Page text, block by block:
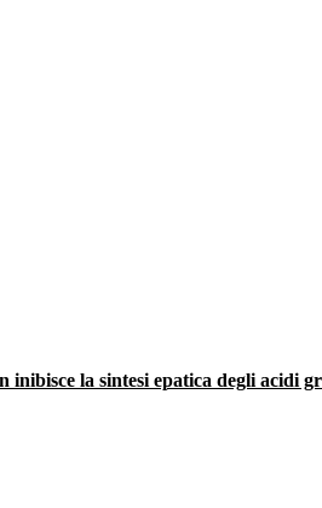
inibisce la sintesi epatica degli acidi